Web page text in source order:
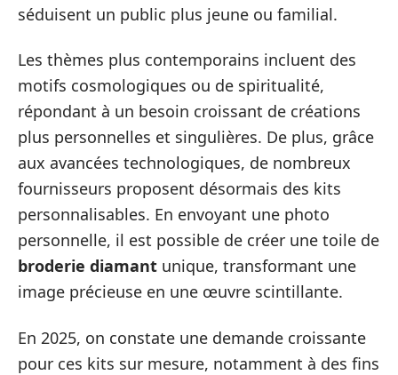
séduisent un public plus jeune ou familial.
Les thèmes plus contemporains incluent des
motifs cosmologiques ou de spiritualité,
répondant à un besoin croissant de créations
plus personnelles et singulières. De plus, grâce
aux avancées technologiques, de nombreux
fournisseurs proposent désormais des kits
personnalisables. En envoyant une photo
personnelle, il est possible de créer une toile de
broderie diamant unique, transformant une
image précieuse en une œuvre scintillante.
En 2025, on constate une demande croissante
pour ces kits sur mesure, notamment à des fins